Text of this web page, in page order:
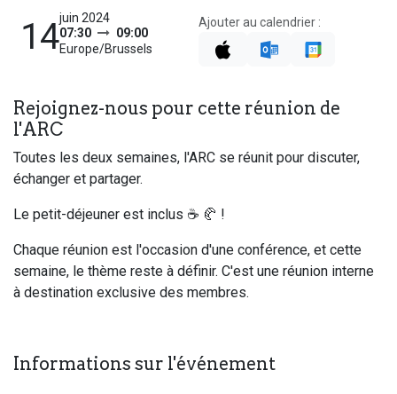
14juin 2024
07:30
09:00
Europe/Brussels
Ajouter au calendrier :
Rejoignez-nous pour cette réunion de
l'ARC
Toutes les deux semaines, l'ARC se réunit pour discuter,
échanger et partager.
Le petit-déjeuner est inclus ☕ 🥐 !
Chaque réunion est l'occasion d'une conférence, et cette
semaine, le thème reste à définir. C'est une réunion interne
à destination exclusive des membres.
Informations sur l'événement